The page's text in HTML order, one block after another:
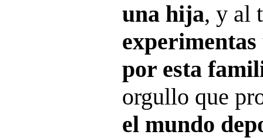
una hija, y al
por esta
orgullo que
el mundo